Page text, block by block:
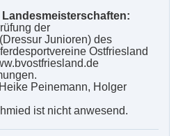
der
Junioren) des
Ostfriesland
Peinemann, Holger
ist nicht anwesend.